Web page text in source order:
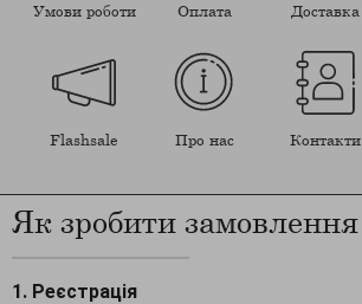
Умови роботи Оплата Доставка
Flashsale Про нас Контакти
Як зробити замовлення
1. Реєстрація